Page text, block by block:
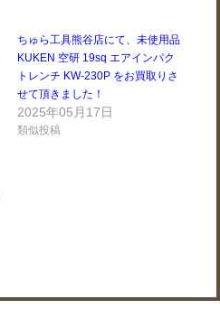
ちゅら工具熊谷店にて、未使用品
KUKEN 空研 19sq エアインパク
トレンチ KW-230P をお買取りさ
せて頂きました！
2025年05月17日
類似投稿